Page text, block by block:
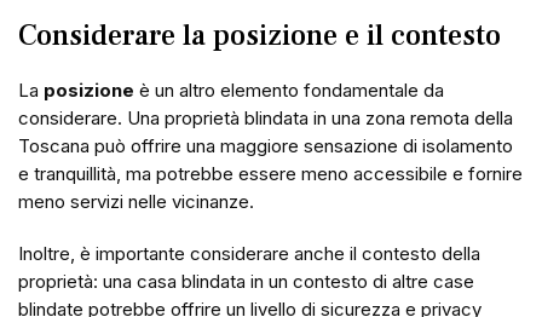
Considerare la posizione e il contesto
La posizione è un altro elemento fondamentale da
considerare. Una proprietà blindata in una zona remota della
Toscana può offrire una maggiore sensazione di isolamento
e tranquillità, ma potrebbe essere meno accessibile e fornire
meno servizi nelle vicinanze.
Inoltre, è importante considerare anche il contesto della
proprietà: una casa blindata in un contesto di altre case
blindate potrebbe offrire un livello di sicurezza e privacy